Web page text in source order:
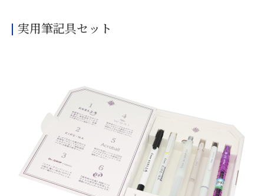
実用筆記具セット